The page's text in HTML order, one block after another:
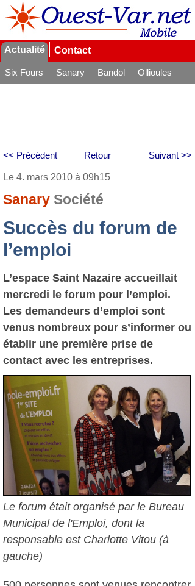
Actualité Contact
Six Fours Sanary Bandol
Ollioules
Retour
<< Précédent Suivant >>
Le 4. mars 2010 à 09h15
Sanary Société
Succès du forum de
l’emploi
L’espace Saint Nazaire accueillait
mercredi le forum pour l’emploi.
Les demandeurs d’emploi sont
venus nombreux pour s’informer ou
établir une première prise de
contact avec les entreprises.
Le forum était organisé par le Bureau
Municipal de l'Emploi, dont la
responsable est Charlotte Vitou (à
gauche)